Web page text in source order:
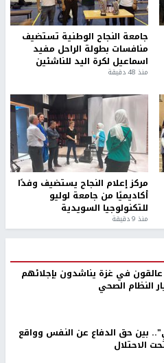
جامعة النجاح الوطنية تستضيف
منافسات بطولة الراحل مفيد
اسماعيل لكرة اليد للناشئين
منذ 48 دقيقة
مركز إعلام النجاح يستضيف وفدًا
أكاديميًا من جامعة لوليو
للتكنولوجيا السويدية
منذ 9 دقيقة
في غزة يناشدون بإجلائهم
النظام الصحي
بين حق الدفاع عن النفس وواقع
الاحتلال